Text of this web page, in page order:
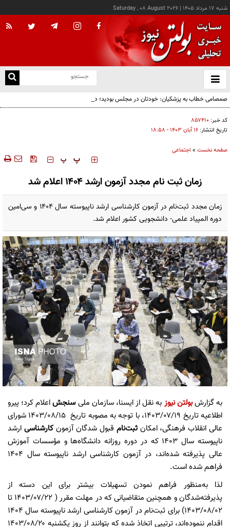
شنبه ۱۷ مرداد ۱۴۰۵ |
Saturday , 08 August 2026
باز
و
صمصامی خطاب به پزشکیان: خودتان در مجلس بودید؛ دیدید انتقادات نمایندگان درباره
گران‌سازی ارز بود، نه واگذاری ایران‌خودرو
کد خبر: ۸۵۷۴۱۰
تاریخ انتشار: ۱۶ آبان ۱۴۰۳ - ۱۸:۵۸
صفحه نخست » اجتماعی
‍‍‍ پ پ
زمان ثبت نام مجدد آزمون ارشد ۱۴۰۴ اعلام شد
زمان مجدد ثبت‌نام در آزمون کارشناسی ‌ارشد ناپیوسته سال ۱۴۰۴ و سی‌امین
دوره المپیاد علمی- دانشجویی کشور اعلام شد.
به گزارشبولتن نیوز به نقل از ایسنا، سازمان ملیسنجشاعلام کرد؛ پیرو
اطلاعیه تاریخ ۱۴۰۳/۰۷/۱۹، با توجه به مصوبه تاریخ ۱۴۰۳/۰۸/۱۵ شورای
عالی انقلاب فرهنگی، امکانثبت‌نام قبول شدگان آزمونکارشناسی ‌ ارشد
ناپیوسته سال ۱۴۰۳ که در دوره روزانه دانشگاه‌ها و مؤسسات آموزش
عالی پذیرفته شده‌اند، در آزمون کارشناسی ‌ارشد ناپیوسته سال ۱۴۰۴
فراهم شده است.
لذا به‌منظور فراهم نمودن تسهیلات بیشتر برای این‌ دسته از
پذیرفته‌شدگان و همچنین متقاضیانی که در مهلت مقرر ( ۱۴۰۳/۰۷/۲۲ تا
۱۴۰۳/۰۸/۰۲) برای ثبت‌نام در آزمون کارشناسی ‌ارشد ناپیوسته سال ۱۴۰۴
اقدام ننموده‌اند، ترتیبی اتخاذ شده که بتوانند از روز یکشنبه ۱۴۰۳/۰۸/۲۰